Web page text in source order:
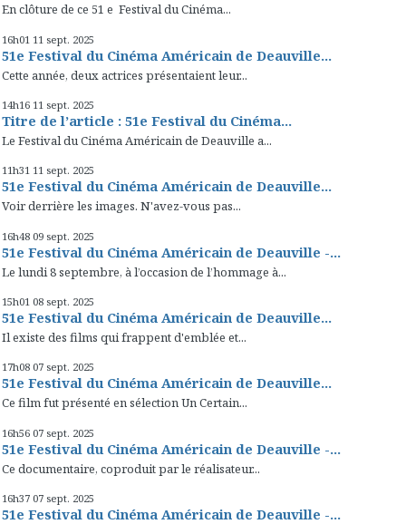
En clôture de ce 51 e Festival du Cinéma...
16h01 11 sept. 2025
51e Festival du Cinéma Américain de Deauville...
Cette année, deux actrices présentaient leur...
14h16 11 sept. 2025
Titre de l’article : 51e Festival du Cinéma...
Le Festival du Cinéma Américain de Deauville a...
11h31 11 sept. 2025
51e Festival du Cinéma Américain de Deauville...
Voir derrière les images. N'avez-vous pas...
16h48 09 sept. 2025
51e Festival du Cinéma Américain de Deauville -...
Le lundi 8 septembre, à l’occasion de l’hommage à...
15h01 08 sept. 2025
51e Festival du Cinéma Américain de Deauville...
Il existe des films qui frappent d'emblée et...
17h08 07 sept. 2025
51e Festival du Cinéma Américain de Deauville...
Ce film fut présenté en sélection Un Certain...
16h56 07 sept. 2025
51e Festival du Cinéma Américain de Deauville -...
Ce documentaire, coproduit par le réalisateur...
16h37 07 sept. 2025
51e Festival du Cinéma Américain de Deauville -...